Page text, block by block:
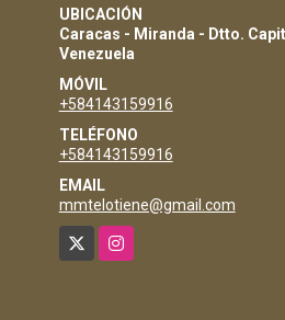
UBICACIÓN
Caracas - Miranda - Dtto.
Venezuela
MÓVIL
+584143159916
TELÉFONO
+584143159916
EMAIL
mmtelotiene@gmail.com
Instagram